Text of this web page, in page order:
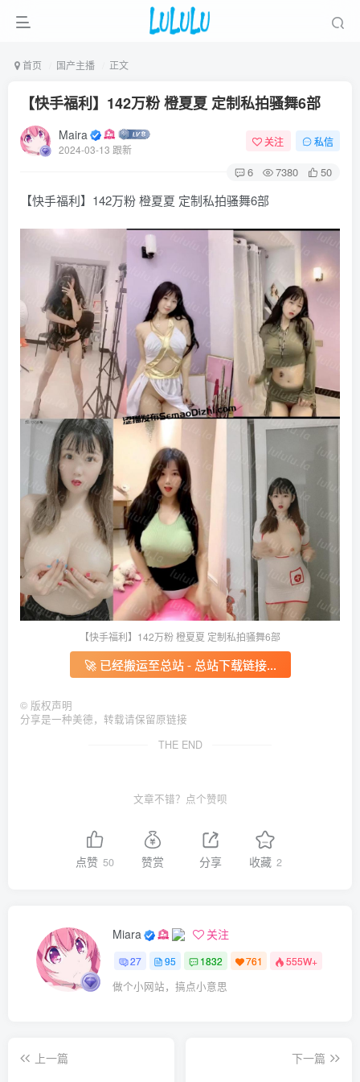
首页 国产主播 正文
【快手福利】142万粉 橙夏夏 定制私拍骚舞6部
Maira
2024-03-13 跟新
关注 私信
6 7380 50
【快手福利】142万粉 橙夏夏 定制私拍骚舞6部
【快手福利】142万粉 橙夏夏 定制私拍骚舞6部
🚀 已经搬运至总站 - 总站下载链接...
© 版权声明
分享是一种美德，转载请保留原链接
THE END
文章不错？点个赞呗
点赞 50 赞赏 分享 收藏 2
Miara 关注
27 95 1832 761 555W+
做个小网站，搞点小意思
上一篇 下一篇